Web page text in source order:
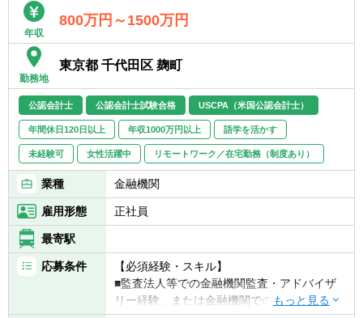
年収
800万円～1500万円
勤務地
東京都 千代田区 麹町
公認会計士 公認会計士試験合格 USCPA（米国公認会計士）
年間休日120日以上 年収1000万円以上 語学を活かす
未経験可 女性活躍中 リモートワーク／在宅勤務（制度あり）
業種 金融機関
雇用形態 正社員
最寄駅
応募条件
【必須経験・スキル】
■監査法人等での金融機関監査・アドバイザ
リー経験、または金融機関での内部監査経験